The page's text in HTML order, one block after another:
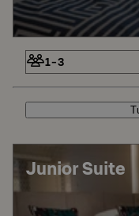
1-3
Junior Suite